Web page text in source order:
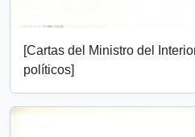
[Cartas del Ministro del
políticos]